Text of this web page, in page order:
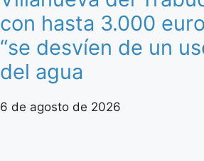
con hasta 3.000
“se desvíen de un
del agua
6 de agosto de 2026